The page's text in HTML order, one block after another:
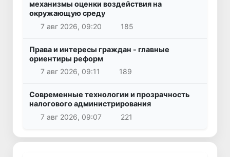
механизмы оценки воздействия на
окружающую среду
7 авг 2026, 09:20
185
Права и интересы граждан - главные
ориентиры реформ
7 авг 2026, 09:11
189
Современные технологии и прозрачность
налогового администрирования
7 авг 2026, 09:07
221